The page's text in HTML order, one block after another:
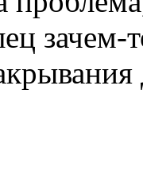
зачем-